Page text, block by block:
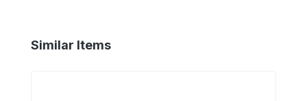
Produktgalerie überspringen
Similar Items